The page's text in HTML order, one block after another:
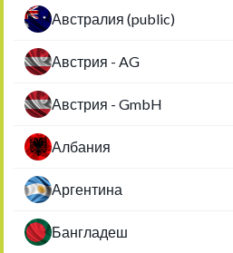
Австралия (public)
Австрия - AG
Австрия - GmbH
Албания
Аргентина
Бангладеш